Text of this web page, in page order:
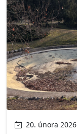
20. února 2026